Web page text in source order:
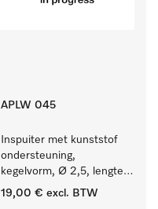
APLW 045
Inspuiter met kunststof
ondersteuning,
kegelvorm, Ø 2,5, lengte
80 mm.
19,00 € excl. BTW